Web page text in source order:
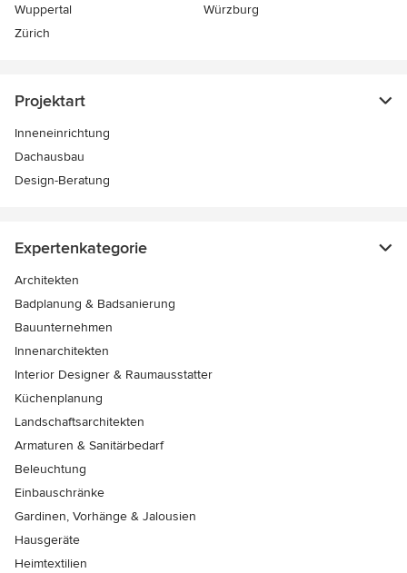
Wuppertal
Würzburg
Zürich
Projektart
Inneneinrichtung
Dachausbau
Design-Beratung
Expertenkategorie
Architekten
Badplanung & Badsanierung
Bauunternehmen
Innenarchitekten
Interior Designer & Raumausstatter
Küchenplanung
Landschaftsarchitekten
Armaturen & Sanitärbedarf
Beleuchtung
Einbauschränke
Gardinen, Vorhänge & Jalousien
Hausgeräte
Heimtextilien